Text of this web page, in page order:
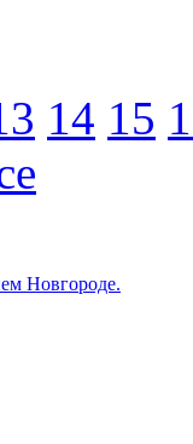
14 15
Новгороде.